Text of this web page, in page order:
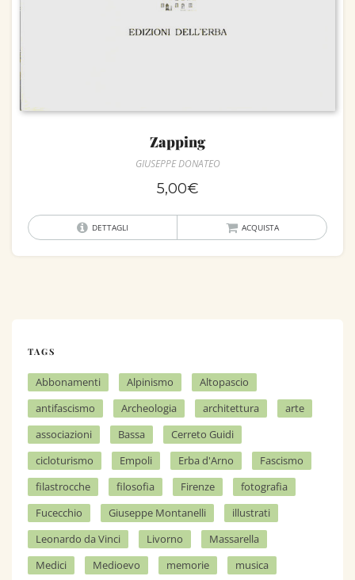
Zapping
GIUSEPPE DONATEO
5,00€
DETTAGLI ACQUISTA
TAGS
Abbonamenti Alpinismo
Altopascio
antifascismo
Archeologia architettura
arte
associazioni
Bassa
Cerreto Guidi
cicloturismo
Empoli Erba d'Arno
Fascismo
filastrocche
filosofia Firenze
fotografia
Fucecchio
Giuseppe Montanelli
illustrati
Leonardo da Vinci
Livorno
Massarella
Medici
Medioevo memorie
musica